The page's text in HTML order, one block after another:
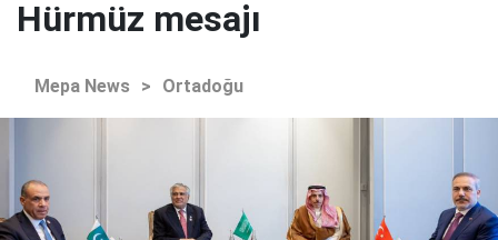
Hürmüz mesajı
Mepa News > Ortadoğu